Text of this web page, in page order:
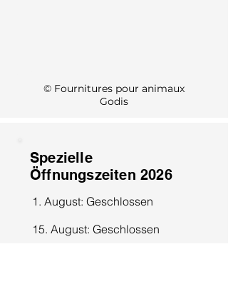
© Fournitures pour animaux
Godis
Spezielle
Öffnungszeiten 2026
1. August: Geschlossen
15. August: Geschlossen